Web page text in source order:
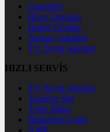
Gazeteler
Hava Durumu
Haber Gönder
Namaz Vakitleri
TV Yayın Akışları
HIZLI SERVİS
TV Yayın Akışları
Yazarlar Site
Tenis İddaa
Basketbol Canlı
AMP